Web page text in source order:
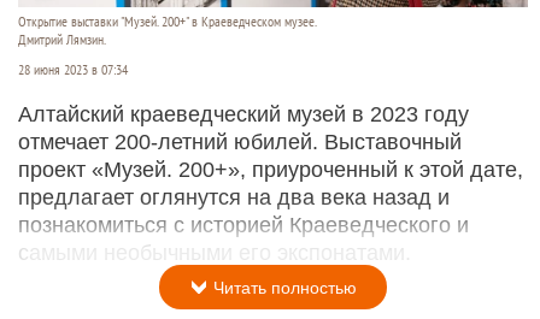
Открытие выставки "Музей. 200+" в Краеведческом музее.
Дмитрий Лямзин.
28 июня 2023 в 07:34
Алтайский краеведческий музей в 2023 году
отмечает 200-летний юбилей. Выставочный
проект «Музей. 200+», приуроченный к этой дате,
предлагает оглянутся на два века назад и
познакомиться с историей Краеведческого и
самыми необычными его экспонатами.
Читать полностью